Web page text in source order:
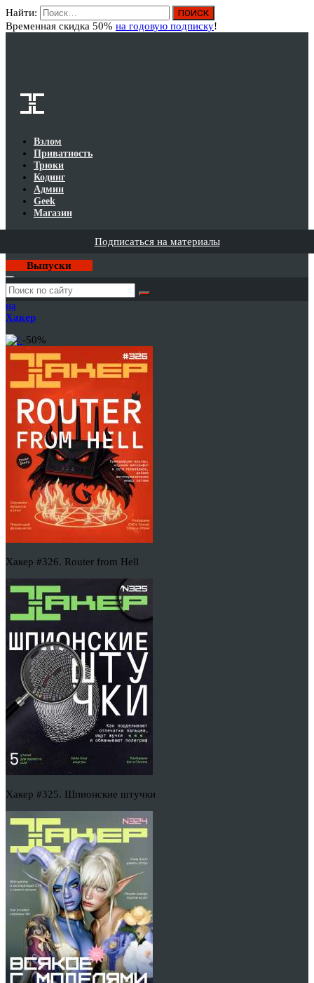
Найти:
Временная скидка 50% на годовую подписку!
Взлом
Приватность
Трюки
Кодинг
Админ
Geek
Магазин
Подписаться на материалы
Выпуски
Годовая
подписка
на
Хакер
-50%
Хакер #326. Router from Hell
Хакер #325. Шпионские штучки